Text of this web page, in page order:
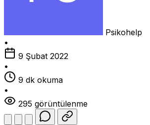
Psikohelp
•
9 Şubat 2022
•
9 dk okuma
•
295 görüntülenme